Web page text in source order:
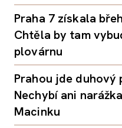
Praha 7 získala
Chtěla by tam
plovárnu
Prahou jde duhový
Nechybí ani
Macinku